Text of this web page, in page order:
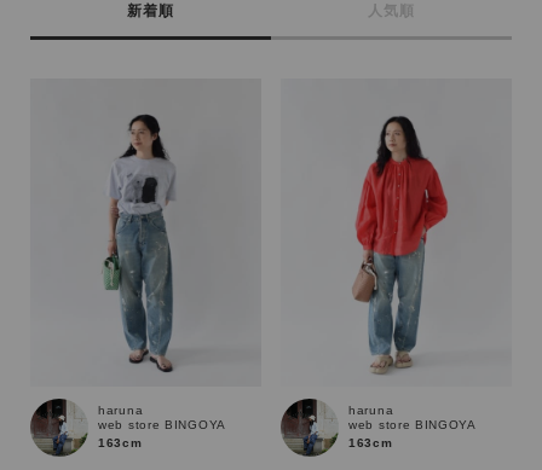
新着順 人気順
haruna
web store BINGOYA
163cm
haruna
web store BINGOYA
163cm